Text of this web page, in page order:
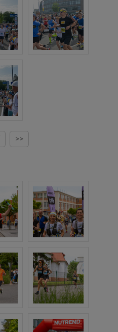
>>